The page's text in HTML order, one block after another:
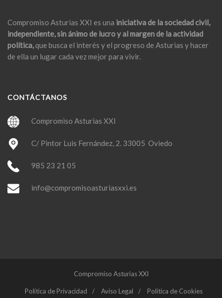
Compromiso Asturias XXI es una iniciativa de la sociedad civil,
independiente, sin ánimo de lucro y al margen de la actividad
política,que busca el interés y el progreso de Asturias y hacer
de ella un lugar cada vez mejor para vivir.
CONTÁCTANOS
Compromiso Asturias XXI
C/ Pintor Luis Fernández, 2. 33005 Oviedo
985 23 21 05
info@compromisoasturiasxxi.es
Compromiso Asturias XXI
Política de Privacidad Aviso Legal Política de Cookies